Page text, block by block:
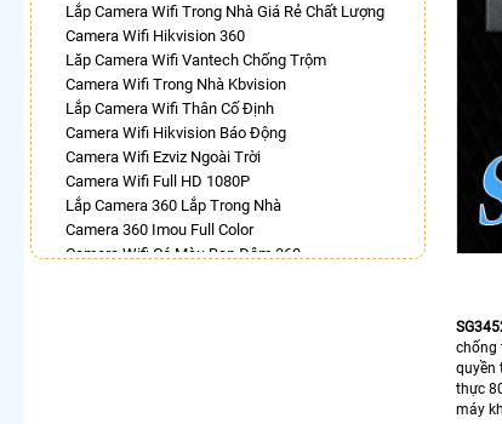
Lắp Camera Wifi Trong Nhà Giá Rẻ Chất Lượng
Camera Wifi Hikvision 360
Lăp Camera Wifi Vantech Chống Trộm
Camera Wifi Trong Nhà Kbvision
Lắp Camera Wifi Thân Cố Định
Camera Wifi Hikvision Báo Động
Camera Wifi Ezviz Ngoài Trời
Camera Wifi Full HD 1080P
Lắp Camera 360 Lắp Trong Nhà
Camera 360 Imou Full Color
Camera Wifi Có Màu Ban Đêm 360
chống
quyền
thực
máy